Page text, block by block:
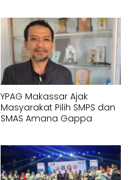
YPAG Makassar Ajak
Masyarakat Pilih SMPS dan
SMAS Amana Gappa